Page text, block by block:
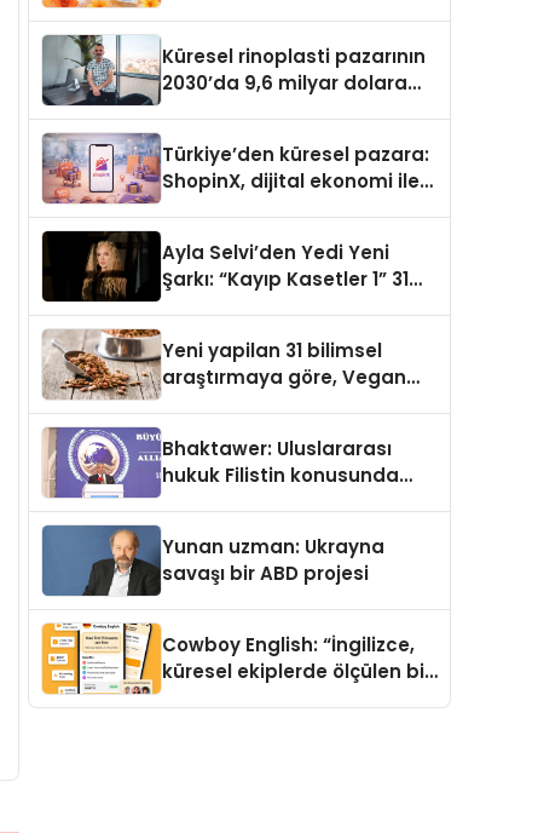
Küresel rinoplasti pazarının
2030’da 9,6 milyar dolara
Türkiye’den küresel pazara:
ShopinX, dijital ekonomi ile
Ayla Selvi’den Yedi Yeni
Şarkı: “Kayıp Kasetler 1” 31
Yeni yapilan 31 bilimsel
araştırmaya göre, Vegan
Sindirildiğini Ortaya Koydu
Bhaktawer: Uluslararası
hukuk Filistin konusunda
Yunan uzman: Ukrayna
savaşı bir ABD projesi
Cowboy English: “İngilizce,
küresel ekiplerde ölçülen bir